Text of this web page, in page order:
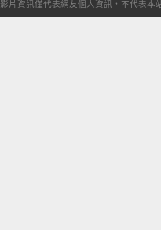
影片資訊僅代表網友個人資訊，不代表本